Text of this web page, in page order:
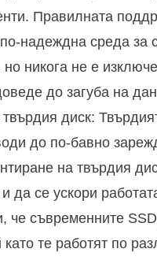
Правилната
надеждна среда за
никога не е
до загуба на
диск:
до по-бавно
на твърдия
да се ускори
че съвременните SSD
те работят по